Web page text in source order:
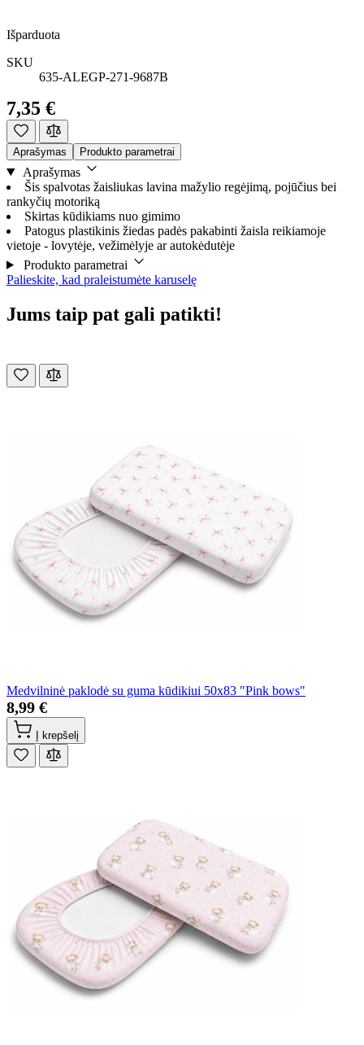
Išparduota
SKU
635-ALEGP-271-9687B
7,35 €
Aprašymas Produkto parametrai
Aprašymas
Šis spalvotas žaisliukas lavina mažylio regėjimą, pojūčius bei
rankyčių motoriką
Skirtas kūdikiams nuo gimimo
Patogus plastikinis žiedas padės pakabinti žaisla reikiamoje
vietoje - lovytėje, vežimėlyje ar autokėdutėje
Produkto parametrai
Palieskite, kad praleistumėte karuselę
Jums taip pat gali patikti!
Medvilninė paklodė su guma kūdikiui 50x83 "Pink bows"
8,99 €
Į krepšelį